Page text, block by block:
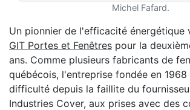
Michel Fafard.
Un pionnier de l'efficacité énergétique
GIT Portes et Fenêtres pour la
ans. Comme plusieurs fabricants de
québécois, l'entreprise fondée en
difficulté depuis la faillite du
Industries Cover, aux prises avec des